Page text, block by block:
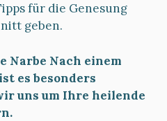
für die Genesung
geben.
Narbe Nach einem
es besonders
uns um Ihre heilende